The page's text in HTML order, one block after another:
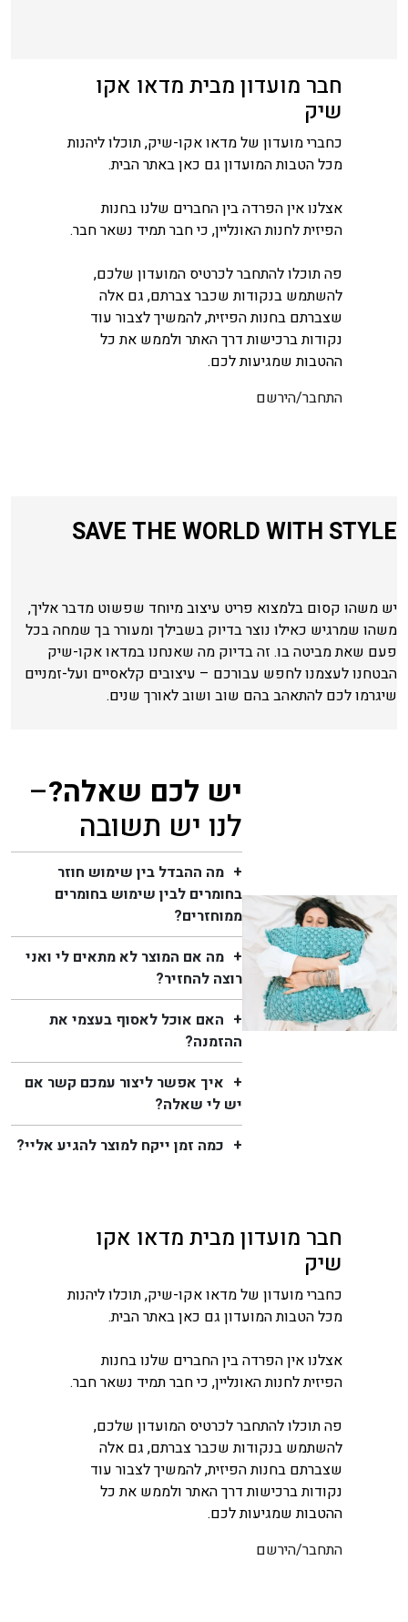
חבר מועדון מבית מדאו אקו
שיק
כחברי מועדון של מדאו אקו-שיק, תוכלו ליהנות
מכל הטבות המועדון גם כאן באתר הבית.
אצלנו אין הפרדה בין החברים שלנו בחנות
הפיזית לחנות האונליין, כי חבר תמיד נשאר חבר.
פה תוכלו להתחבר לכרטיס המועדון שלכם,
להשתמש בנקודות שכבר צברתם, גם אלה
שצברתם בחנות הפיזית, להמשיך לצבור עוד
נקודות ברכישות דרך האתר ולממש את כל
ההטבות שמגיעות לכם.
התחבר/הירשם
SAVE THE WORLD WITH STYLE
יש משהו קסום בלמצוא פריט עיצוב מיוחד שפשוט מדבר אליך,
משהו שמרגיש כאילו נוצר בדיוק בשבילך ומעורר בך שמחה בכל
פעם שאת מביטה בו. זה בדיוק מה שאנחנו במדאו אקו-שיק
הבטחנו לעצמנו לחפש עבורכם – עיצובים קלאסיים ועל-זמניים
שיגרמו לכם להתאהב בהם שוב ושוב לאורך שנים.
יש לכם שאלה?–
לנו יש תשובה
מה ההבדל בין שימוש חוזר
בחומרים לבין שימוש בחומרים
ממוחזרים?
מה אם המוצר לא מתאים לי ואני
רוצה להחזיר?
האם אוכל לאסוף בעצמי את
ההזמנה?
איך אפשר ליצור עמכם קשר אם
יש לי שאלה?
כמה זמן ייקח למוצר להגיע אליי?
חבר מועדון מבית מדאו אקו
שיק
כחברי מועדון של מדאו אקו-שיק, תוכלו ליהנות
מכל הטבות המועדון גם כאן באתר הבית.
אצלנו אין הפרדה בין החברים שלנו בחנות
הפיזית לחנות האונליין, כי חבר תמיד נשאר חבר.
פה תוכלו להתחבר לכרטיס המועדון שלכם,
להשתמש בנקודות שכבר צברתם, גם אלה
שצברתם בחנות הפיזית, להמשיך לצבור עוד
נקודות ברכישות דרך האתר ולממש את כל
ההטבות שמגיעות לכם.
התחבר/הירשם